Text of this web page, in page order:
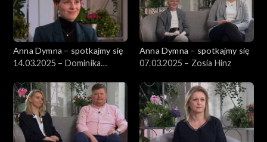
Anna Dymna – spotkajmy się
14.03.2025 – Dominika
Anna Dymna – spotkajmy się
07.03.2025 – Zosia Hinz